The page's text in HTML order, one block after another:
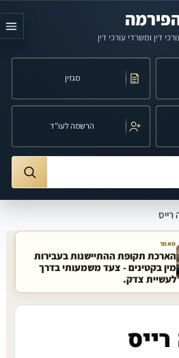
דין ומשרדי עורכי דין
מגזין
הרשמה לעו"ד
או עיר
מאמר
הארכת תקופת ההתיישנות בעבירות
מין בקטינים - צעד משמעותי בדרך
לעשיית צדק.